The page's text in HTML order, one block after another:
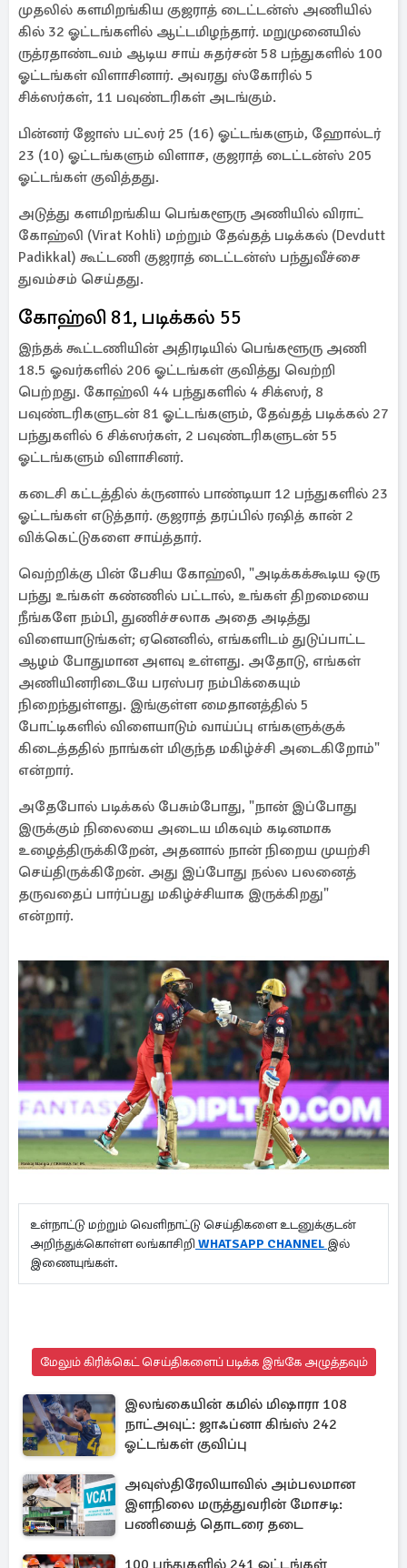
முதலில் களமிறங்கிய குஜராத் டைட்டன்ஸ் அணியில்
கில் 32 ஓட்டங்களில் ஆட்டமிழந்தார். மறுமுனையில்
ருத்ரதாண்டவம் ஆடிய சாய் சுதர்சன் 58 பந்துகளில் 100
ஓட்டங்கள் விளாசினார். அவரது ஸ்கோரில் 5
சிக்ஸர்கள், 11 பவுண்டரிகள் அடங்கும்.
பின்னர் ஜோஸ் பட்லர் 25 (16) ஓட்டங்களும், ஹோல்டர்
23 (10) ஓட்டங்களும் விளாச, குஜராத் டைட்டன்ஸ் 205
ஓட்டங்கள் குவித்தது.
அடுத்து களமிறங்கிய பெங்களூரு அணியில் விராட்
கோஹ்லி (Virat Kohli) மற்றும் தேவ்தத் படிக்கல் (Devdutt
Padikkal) கூட்டணி குஜராத் டைட்டன்ஸ் பந்துவீச்சை
துவம்சம் செய்தது.
கோஹ்லி 81, படிக்கல் 55
இந்தக் கூட்டணியின் அதிரடியில் பெங்களூரு அணி
18.5 ஓவர்களில் 206 ஓட்டங்கள் குவித்து வெற்றி
பெற்றது. கோஹ்லி 44 பந்துகளில் 4 சிக்ஸர், 8
பவுண்டரிகளுடன் 81 ஓட்டங்களும், தேவ்தத் படிக்கல் 27
பந்துகளில் 6 சிக்ஸர்கள், 2 பவுண்டரிகளுடன் 55
ஓட்டங்களும் விளாசினர்.
கடைசி கட்டத்தில் க்ருனால் பாண்டியா 12 பந்துகளில் 23
ஓட்டங்கள் எடுத்தார். குஜராத் தரப்பில் ரஷித் கான் 2
விக்கெட்டுகளை சாய்த்தார்.
வெற்றிக்கு பின் பேசிய கோஹ்லி, "அடிக்கக்கூடிய ஒரு
பந்து உங்கள் கண்ணில் பட்டால், உங்கள் திறமையை
நீங்களே நம்பி, துணிச்சலாக அதை அடித்து
விளையாடுங்கள்; ஏனெனில், எங்களிடம் துடுப்பாட்ட
ஆழம் போதுமான அளவு உள்ளது. அதோடு, எங்கள்
அணியினரிடையே பரஸ்பர நம்பிக்கையும்
நிறைந்துள்ளது. இங்குள்ள மைதானத்தில் 5
போட்டிகளில் விளையாடும் வாய்ப்பு எங்களுக்குக்
கிடைத்ததில் நாங்கள் மிகுந்த மகிழ்ச்சி அடைகிறோம்"
என்றார்.
அதேபோல் படிக்கல் பேசும்போது, "நான் இப்போது
இருக்கும் நிலையை அடைய மிகவும் கடினமாக
உழைத்திருக்கிறேன், அதனால் நான் நிறைய முயற்சி
செய்திருக்கிறேன். அது இப்போது நல்ல பலனைத்
தருவதைப் பார்ப்பது மகிழ்ச்சியாக இருக்கிறது"
என்றார்.
உள்நாட்டு மற்றும் வெளிநாட்டு செய்திகளை உடனுக்குடன்
அறிந்துக்கொள்ள லங்காசிறி WHATSAPP CHANNEL இல்
இணையுங்கள்.
மேலும் கிரிக்கெட் செய்திகளைப் படிக்க இங்கே அழுத்தவும்
இலங்கையின் கமில் மிஷாரா 108
நாட்அவுட்: ஜாஃப்னா கிங்ஸ் 242
ஓட்டங்கள் குவிப்பு
அவுஸ்திரேலியாவில் அம்பலமான
இளநிலை மருத்துவரின் மோசடி:
பணியைத் தொடரை தடை
100 பந்துகளில் 241 ஓட்டங்கள்